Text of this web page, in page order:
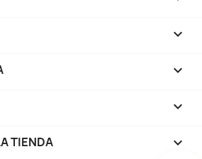



TIENDA keyboard_arrow_down